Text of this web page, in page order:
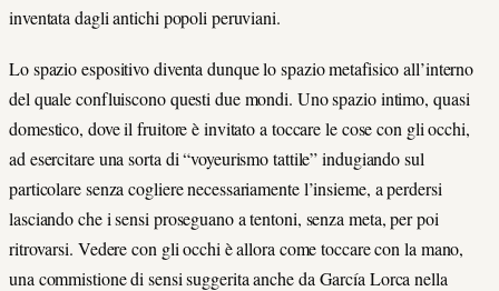
inventata dagli antichi popoli peruviani.
Lo spazio espositivo diventa dunque lo spazio metafisico all’interno
del quale confluiscono questi due mondi. Uno spazio intimo, quasi
domestico, dove il fruitore è invitato a toccare le cose con gli occhi,
ad esercitare una sorta di “voyeurismo tattile” indugiando sul
particolare senza cogliere necessariamente l’insieme, a perdersi
lasciando che i sensi proseguano a tentoni, senza meta, per poi
ritrovarsi. Vedere con gli occhi è allora come toccare con la mano,
una commistione di sensi suggerita anche da García Lorca nella